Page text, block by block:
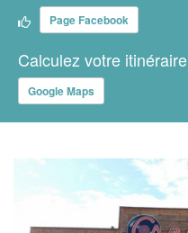
Page Facebook
Calculez votre itinéraire
Google Maps